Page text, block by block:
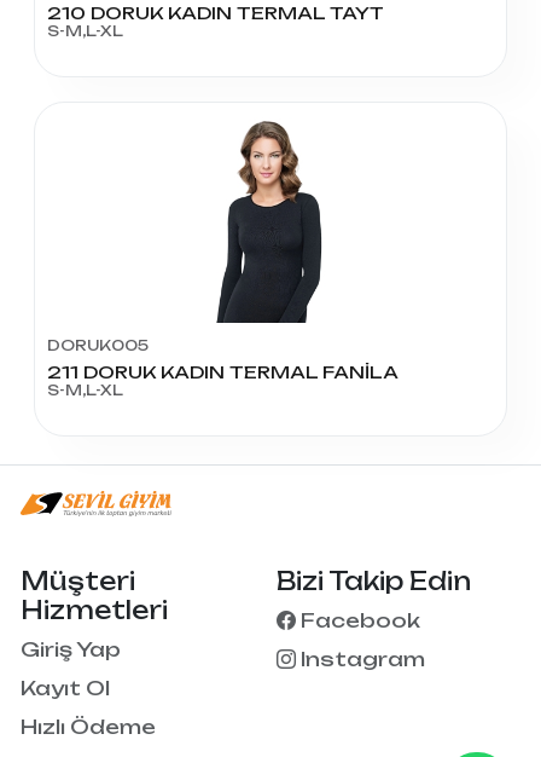
210 DORUK KADIN TERMAL TAYT
S-M,L-XL
DORUK005
211 DORUK KADIN TERMAL FANİLA
S-M,L-XL
Müşteri
Hizmetleri
Giriş Yap
Kayıt Ol
Hızlı Ödeme
Bizi Takip Edin
Facebook
Instagram